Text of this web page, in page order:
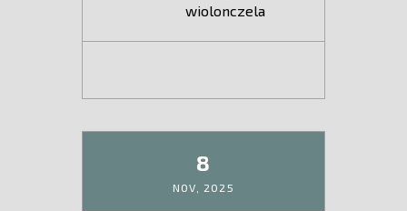
wiolonczela
8
NOV, 2025